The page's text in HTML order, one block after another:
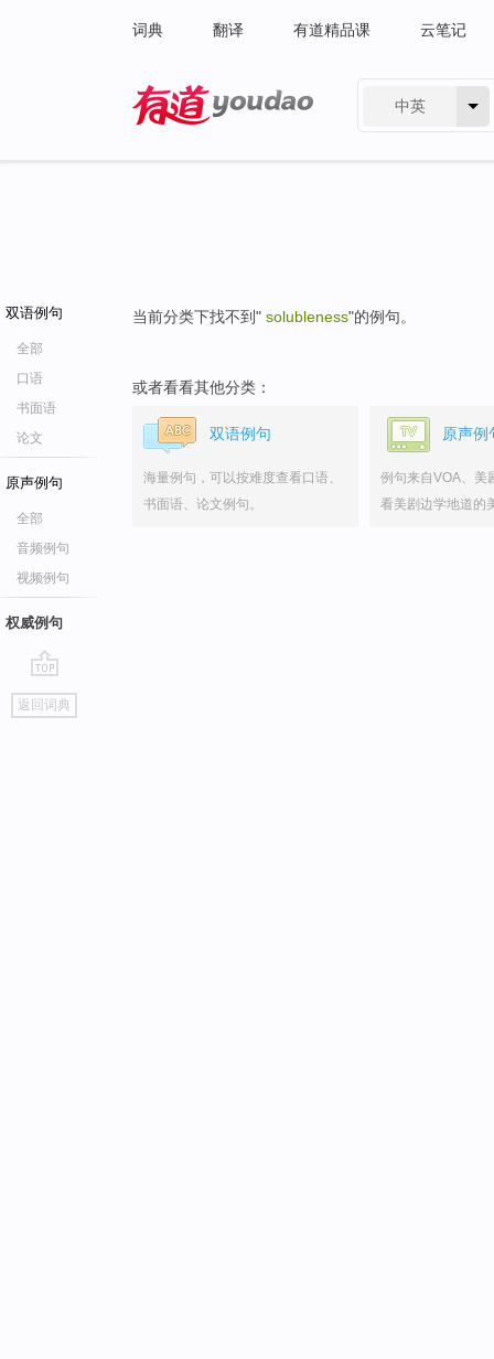
词典 翻译 有道精品课 云笔记
中英
双语例句
全部
口语
书面语
论文
原声例句
全部
音频例句
视频例句
权威例句
go
top
返回词典
当前分类下找不到" solubleness"的例句。
或者看看其他分类：
双语例句
海量例句，可以按难度查看口语、
书面语、论文例句。
原声例
例句来自VOA、美
看美剧边学地道的